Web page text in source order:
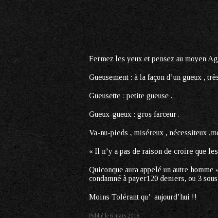
Fermez les yeux et pensez au moyen
Gueusement : à la façon d’un gueux ,
Gueusette : petite gueuse .
Gueux-gueux : gros farceur .
Va-nu-pieds , miséreux , nécessiteux
« Il n’y a pas de raison de croire que
Quiconque aura appelé un autre
condamné à payer120 deniers, ou 3
Moins Tolérant qu’ aujourd’hui !!
Publié le 6 mars 2018